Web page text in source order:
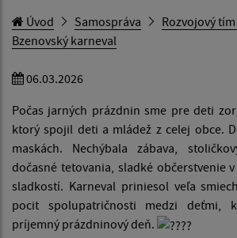
Úvod Samospráva
Rozvojový
Bzenovský karneval
06.03.2026
Počas jarných prázdnin sme pre deti
ktorý spojil deti a mládež z celej obce.
maskách. Nechýbala zábava,
dočasné tetovania, sladké občerstvenie
sladkostí. Karneval priniesol veľa
pocit spolupatričnosti medzi deťmi,
príjemný prázdninový deň.